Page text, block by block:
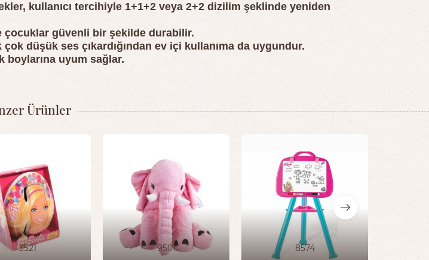
kullanıcı tercihiyle 1+1+2 veya 2+2 dizilim şeklinde yeniden
çocuklar güvenli bir şekilde durabilir.
düşük ses çıkardığından ev içi kullanıma da uygundur.
boylarına uyum sağlar.
Ürünler
3521 9501 8574